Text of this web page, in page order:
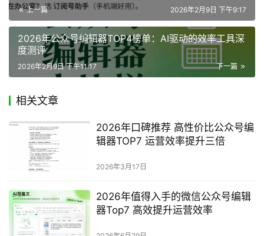
上一篇 2026年2月9日 下午9:17
2026年公众号编辑器TOP4榜单：AI驱动的效率工具深
度测评
下一篇
2026年2月9日 下午11:17
相关文章
2026年口碑推荐 高性价比公众号编
辑器TOP7 运营效率提升三倍
2026年3月17日
2026年值得入手的微信公众号编辑
器Top7 高效提升运营效率